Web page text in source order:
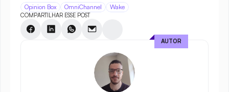
Opinion Box OmniChannel Wake
COMPARTILHAR ESSE POST
AUTOR